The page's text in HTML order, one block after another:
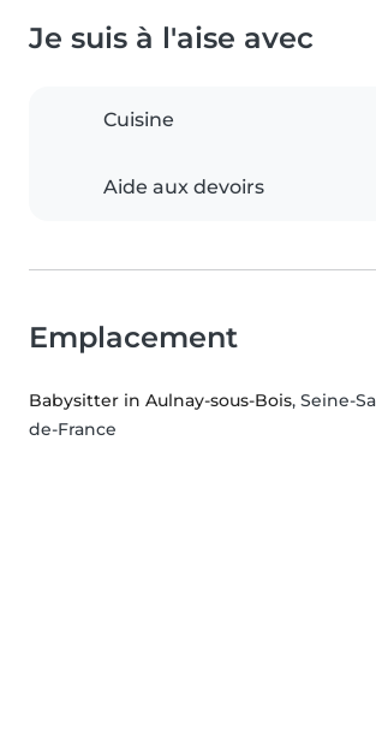
Je suis à l'aise avec
Cuisine
Aide aux devoirs
Emplacement
Babysitter in Aulnay-sous-Bois, Seine-
de-France